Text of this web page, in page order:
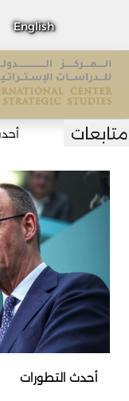
English
أحدث
أحدث التطورات